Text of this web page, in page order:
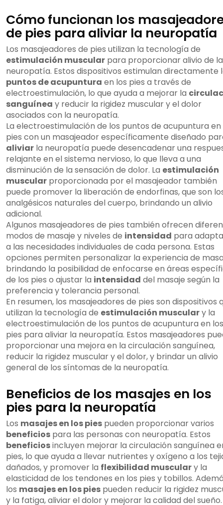
Cómo funcionan los
de pies para aliviar la neuropatía
Los masajeadores de pies utilizan la tecnología de
estimulación muscular para proporcionar alivio de la
neuropatía. Estos dispositivos estimulan directamente
puntos de acupuntura en los pies a través de
electroestimulación, lo que ayuda a mejorar la
sanguínea y reducir la rigidez muscular y el dolor
asociados con la neuropatía.
La electroestimulación de los puntos de acupuntura en
pies con un masajeador específicamente diseñado
aliviar la neuropatía puede desencadenar una
relajante en el sistema nervioso, lo que lleva a una
disminución de la sensación de dolor. La estimulación
muscular proporcionada por el masajeador también
puede promover la liberación de endorfinas, que son
analgésicos naturales del cuerpo, brindando un alivio
adicional.
Algunos masajeadores de pies también ofrecen
modos de masaje y niveles de intensidad para
a las necesidades individuales de cada persona. Estas
opciones permiten personalizar la experiencia de
brindando la posibilidad de enfocarse en áreas
de los pies o ajustar la intensidad del masaje según la
preferencia y tolerancia personal.
En resumen, los masajeadores de pies son dispositivos
utilizan la tecnología de estimulación musculary la
electroestimulación de los puntos de acupuntura en los
pies para aliviar la neuropatía. Estos masajeadores
proporcionar una mejora en la circulación sanguínea,
reducir la rigidez muscular y el dolor, y brindar un alivio
general de los síntomas de la neuropatía.
Beneficios de los masajes en los
pies para la neuropatía
Los masajes en los pies pueden proporcionar varios
beneficios para las personas con neuropatía. Estos
beneficiosincluyen mejorar la circulación sanguínea
pies, lo que ayuda a llevar nutrientes y oxígeno a los
dañados, y promover la flexibilidad musculary la
elasticidad de los tendones en los pies y tobillos.
los masajes en los pies pueden reducir la rigidez
y la fatiga, aliviar el dolor y mejorar la calidad del sueño.